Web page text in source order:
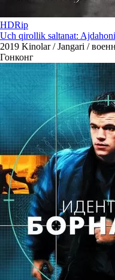
HDRip
Uch qirollik saltanat:
2019 Kinolar / Jangari /
Гонконг